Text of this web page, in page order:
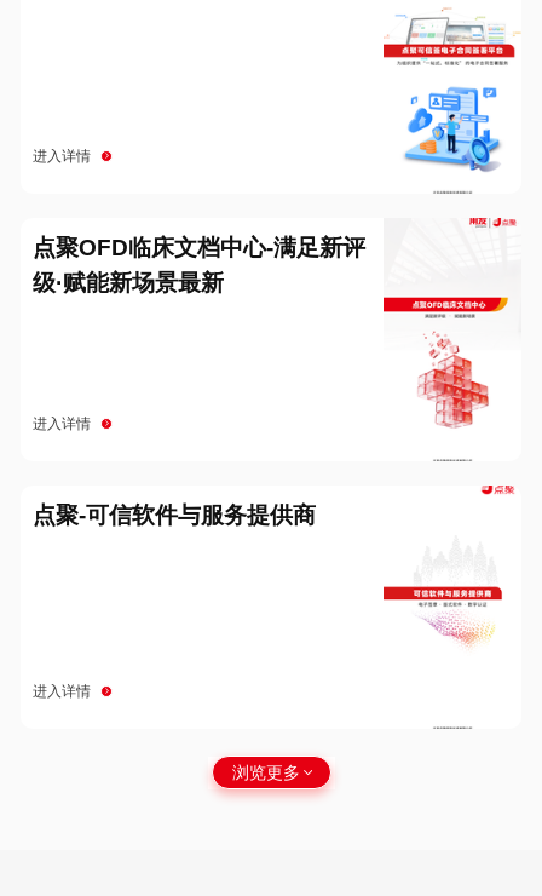
进入详情
点聚OFD临床文档中心-满足新评
级·赋能新场景最新
进入详情
点聚-可信软件与服务提供商
进入详情
浏览更多